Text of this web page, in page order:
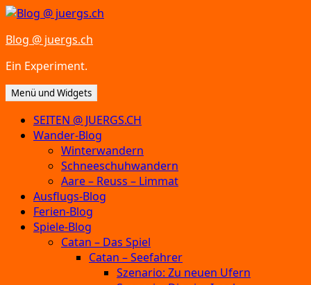
Zum
springen
Blog @ juergs.ch
Ein Experiment.
Menü und Widgets
SEITEN @ JUERGS.CH
Wander-Blog
Winterwandern
Schneeschuhwandern
Aare – Reuss – Limmat
Ausflugs-Blog
Ferien-Blog
Spiele-Blog
Catan – Das Spiel
Catan – Seefahrer
Szenario: Zu neuen Ufern